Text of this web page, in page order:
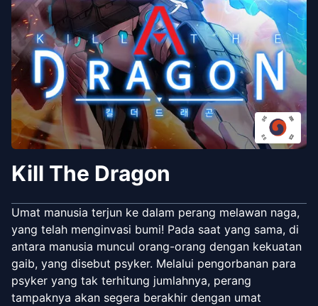
Kill The Dragon
Umat manusia terjun ke dalam perang melawan naga,
yang telah menginvasi bumi! Pada saat yang sama, di
antara manusia muncul orang-orang dengan kekuatan
gaib, yang disebut psyker. Melalui pengorbanan para
psyker yang tak terhitung jumlahnya, perang
tampaknya akan segera berakhir dengan umat